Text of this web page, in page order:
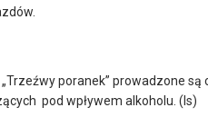
poranek” prowadzone
pod wpływem alkoholu. (Is)